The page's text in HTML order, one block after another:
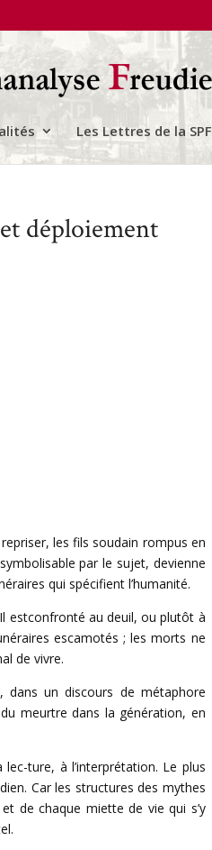
Les Lettres de la SPF
déploiement
les fils soudain rompus en
par le sujet, devienne
qui spécifient l’humanité.
estconfronté au deuil, ou plutôt à
escamotés ; les morts ne
de vivre.
dans un discours de métaphore
meurtre dans la génération, en
ture, à l’interprétation. Le plus
Car les structures des mythes
de chaque miette de vie qui s’y